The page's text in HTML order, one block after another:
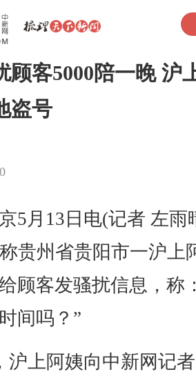
顾客5000陪一晚 沪
盗号
月13日电(记者 左雨
贵州省贵阳市一沪上
顾客发骚扰信息，称
间吗？”
上阿姨向中新网记